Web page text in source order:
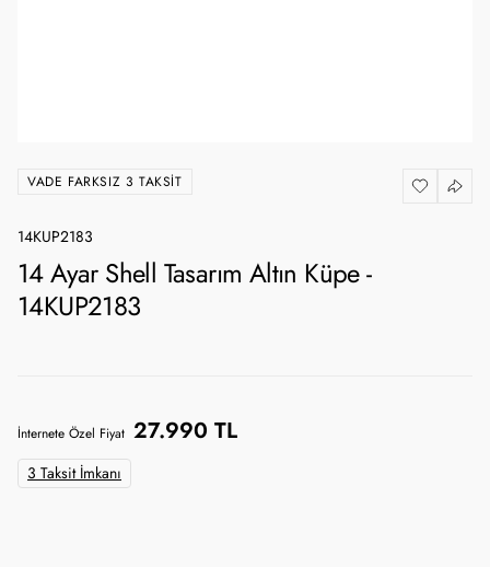
VADE FARKSIZ 3 TAKSIT
14KUP2183
14 Ayar Shell Tasarım Altın Küpe -
14KUP2183
İnternete Özel Fiyat 27.990 TL
3 Taksit İmkanı